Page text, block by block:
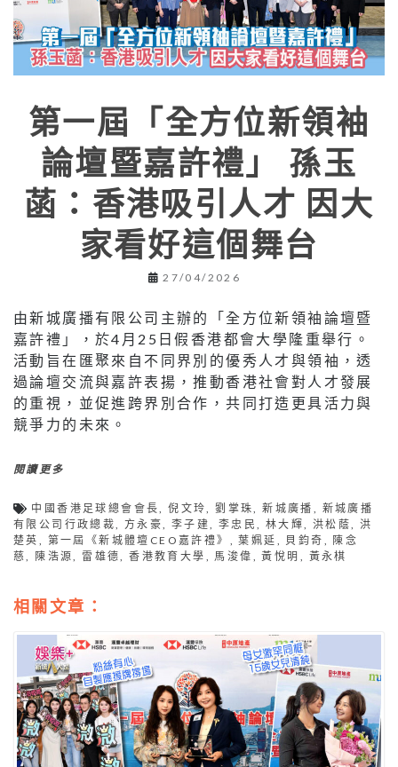
第一屆「全方位新領袖
論壇暨嘉許禮」 孫玉
菡：香港吸引人才 因大
家看好這個舞台
27/04/2026
由新城廣播有限公司主辦的「全方位新領袖論壇暨
嘉許禮」，於4月25日假香港都會大學隆重舉行。
活動旨在匯聚來自不同界別的優秀人才與領袖，透
過論壇交流與嘉許表揚，推動香港社會對人才發展
的重視，並促進跨界別合作，共同打造更具活力與
競爭力的未來。
閱讀更多
中國香港足球總會會長,倪文玲,劉掌珠,新城廣播 , 新城廣播
有限公司行政總裁,方永豪,李子建,李忠民,林大輝,洪松蔭,洪
楚英 , 第一屆《新城體壇CEO嘉許禮》 ,葉姵延 , 貝鈞奇 , 陳念
慈, 陳浩源, 雷雄德,香港教育大學 , 馬浚偉 ,黃悅明 , 黃永棋
相關文章：